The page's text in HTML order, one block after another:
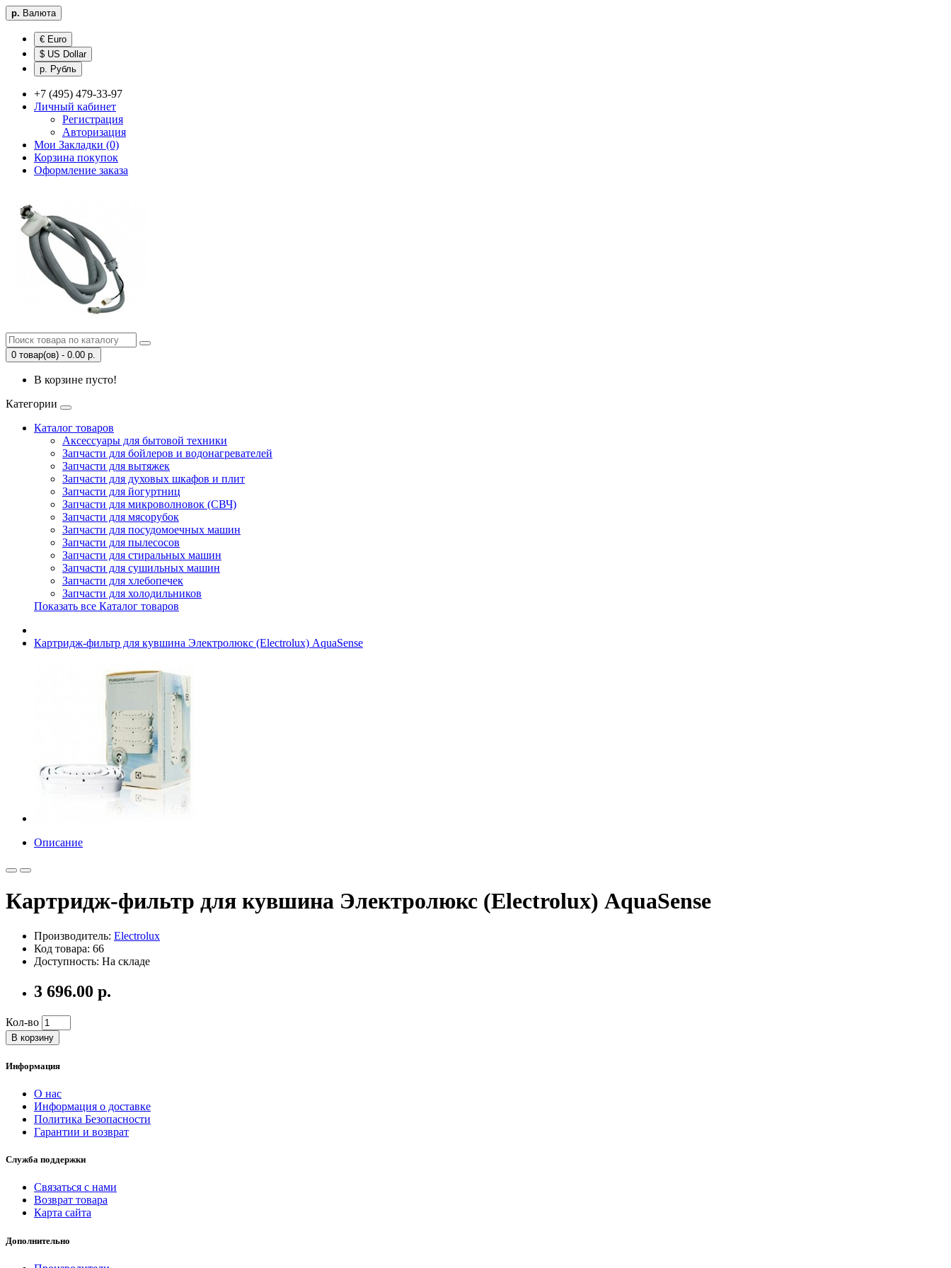
р. Валюта
€ Euro
$ US Dollar
р. Рубль
+7 (495) 479-33-97
Личный кабинет
Регистрация
Авторизация
Мои Закладки (0)
Корзина покупок
Оформление заказа
0 товар(ов) - 0.00 р.
В корзине пусто!
Категории
Каталог товаров
Аксессуары для бытовой техники
Запчасти для бойлеров и водонагревателей
Запчасти для вытяжек
Запчасти для духовых шкафов и плит
Запчасти для йогуртниц
Запчасти для микроволновок (СВЧ)
Запчасти для мясорубок
Запчасти для посудомоечных машин
Запчасти для пылесосов
Запчасти для стиральных машин
Запчасти для сушильных машин
Запчасти для хлебопечек
Запчасти для холодильников
Показать все Каталог товаров
Картридж-фильтр для кувшина Электролюкс (Electrolux) AquaSense
Описание
Картридж-фильтр для кувшина Электролюкс (Electrolux) AquaSense
Производитель: Electrolux
Код товара: 66
Доступность: На складе
3 696.00 р.
Кол-во
В корзину
Информация
О нас
Информация о доставке
Политика Безопасности
Гарантии и возврат
Служба поддержки
Связаться с нами
Возврат товара
Карта сайта
Дополнительно